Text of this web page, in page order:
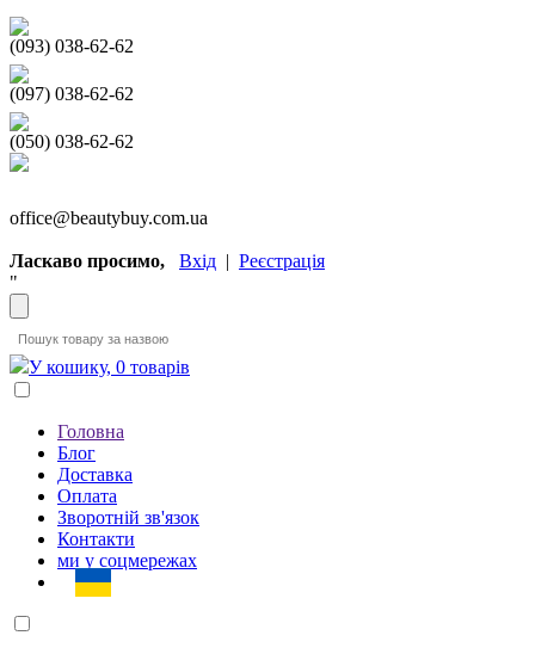
(093) 038-62-62
(097) 038-62-62
(050) 038-62-62
office@beautybuy.com.ua
Ласкаво просимо, Вхід | Реєстрація
"
У кошику, 0 товарів
Головна
Блог
Доставка
Оплата
Зворотній зв'язок
Контакти
ми у соцмережах